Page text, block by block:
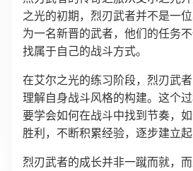
之光的初期，烈刃武者并不是一
为一名新晋的武者，他们的任务
找属于自己的战斗方式。
在艾尔之光的练习阶段，烈刃武
理解自身战斗风格的构建。这个
要学会如何在战斗中找到节奏，
胜利，不断积累经验，逐步建立起
烈刃武者的成长并非一蹴而就，